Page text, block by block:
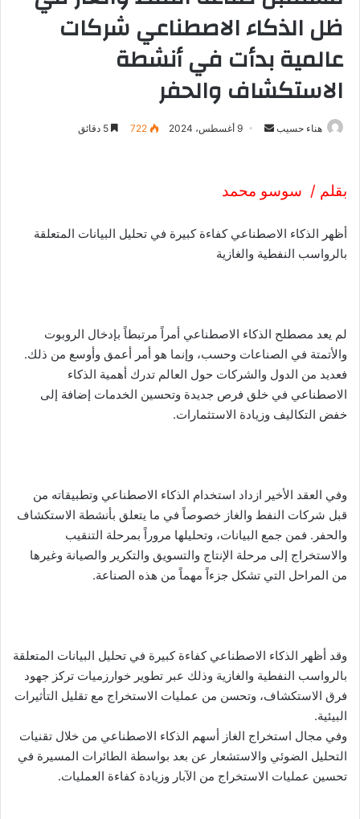
ظل الذكاء الاصطناعي شركات
عالمية بدأت في أنشطة
الاستكشاف والحفر
هناء حسيب
د
ك
ت
ر
و
ن
9 أغسطس، 2024 722
بقلم / سوسو محمد
أظهر الذكاء الاصطناعي كفاءة كبيرة في تحليل البيانات المتعلقة
بالرواسب النفطية والغازية
لم يعد مصطلح الذكاء الاصطناعي أمراً مرتبطاً بإدخال الروبوت
والأتمتة في الصناعات وحسب، وإنما هو أمر أعمق وأوسع من ذلك.
فعديد من الدول والشركات حول العالم تدرك أهمية الذكاء
الاصطناعي في خلق فرص جديدة وتحسين الخدمات إضافة إلى
خفض التكاليف وزيادة الاستثمارات.
وفي العقد الأخير ازداد استخدام الذكاء الاصطناعي وتطبيقاته من
قبل شركات النفط والغاز خصوصاً في ما يتعلق بأنشطة الاستكشاف
والحفر. فمن جمع البيانات، وتحليلها مروراً بمرحلة التنقيب
والاستخراج إلى مرحلة الإنتاج والتسويق والتكرير والصيانة وغيرها
من المراحل التي تشكل جزءاً مهماً من هذه الصناعة.
وقد أظهر الذكاء الاصطناعي كفاءة كبيرة في تحليل البيانات المتعلقة
بالرواسب النفطية والغازية وذلك عبر تطوير خوارزميات تركز جهود
فرق الاستكشاف، وتحسن من عمليات الاستخراج مع تقليل التأثيرات
البيئية.
وفي مجال استخراج الغاز أسهم الذكاء الاصطناعي من خلال تقنيات
التحليل الضوئي والاستشعار عن بعد بواسطة الطائرات المسيرة في
تحسين عمليات الاستخراج من الآبار وزيادة كفاءة العمليات.